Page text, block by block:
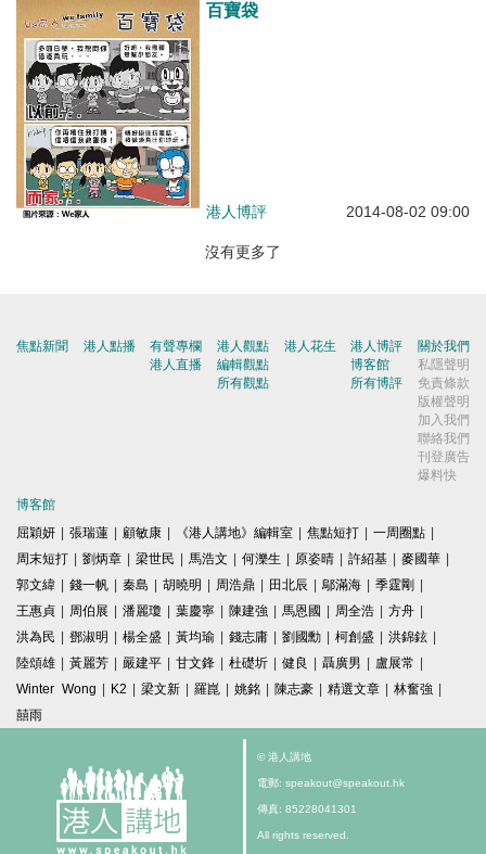
百寶袋
港人博評 2014-08-02 09:00
沒有更多了
焦點新聞 港人點播
有聲專欄
港人直播
港人觀點
編輯觀點
所有觀點
港人花生
港人博評
博客館
所有博評
關於我們
私隱聲明
免責條款
版權聲明
加入我們
聯絡我們
刊登廣告
爆料快
博客館
屈穎妍 | 張瑞蓮 | 顧敏康 | 《港人講地》編輯室 | 焦點短打 | 一周圈點 |
周末短打 | 劉炳章 | 梁世民 | 馬浩文 | 何濼生 | 原姿晴 | 許紹基 | 麥國華 |
郭文緯 | 錢一帆 | 秦島 | 胡曉明 | 周浩鼎 | 田北辰 | 鄔滿海 | 季霆剛 |
王惠貞 | 周伯展 | 潘麗瓊 | 葉慶寧 | 陳建強 | 馬恩國 | 周全浩 | 方舟 |
洪為民 | 鄧淑明 | 楊全盛 | 黃均瑜 | 錢志庸 | 劉國勳 | 柯創盛 | 洪錦鉉 |
陸頌雄 | 黃麗芳 | 嚴建平 | 甘文鋒 | 杜礎圻 | 健良 | 聶廣男 | 盧展常 |
Winter Wong | K2 | 梁文新 | 羅崑 | 姚銘 | 陳志豪 | 精選文章 | 林奮強 |
囍雨
© 港人講地
電郵: speakout@speakout.hk
傳真: 85228041301
All rights reserved.